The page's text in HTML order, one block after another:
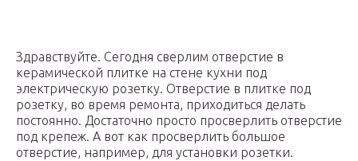
Здравствуйте. Сегодня сверлим отверстие в
керамической плитке на стене кухни под
электрическую розетку. Отверстие в плитке под
розетку, во время ремонта, приходиться делать
постоянно. Достаточно просто просверлить отверстие
под крепеж. А вот как просверлить большое
отверстие, например, для установки розетки.